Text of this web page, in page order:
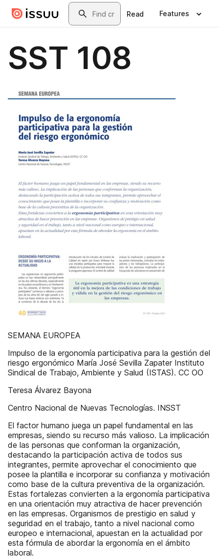
Skip to main contentSearch
Read Features
SST 108
SEMANA EUROPEA
Impulso de la ergonomía participativa para la gestión del
riesgo ergonómico María José Sevilla Zapater Instituto
Sindical de Trabajo, Ambiente y Salud (ISTAS). CC OO
Teresa Álvarez Bayona
Centro Nacional de Nuevas Tecnologías. INSST
El factor humano juega un papel fundamental en las
empresas, siendo su recurso más valioso. La implicación
de las personas que conforman la organización,
destacando la participación activa de todos sus
integrantes, permite aprovechar el conocimiento que
posee la plantilla e incorporar su confianza y motivación
como base de la cultura preventiva de la organización.
Estas fortalezas convierten a la ergonomía participativa
en una orientación muy atractiva de hacer prevención
en las empresas. Organismos de prestigio en salud y
seguridad en el trabajo, tanto a nivel nacional como
europeo e internacional, apuestan en la actualidad por
esta fórmula de abordar la ergonomía en el ámbito
laboral.